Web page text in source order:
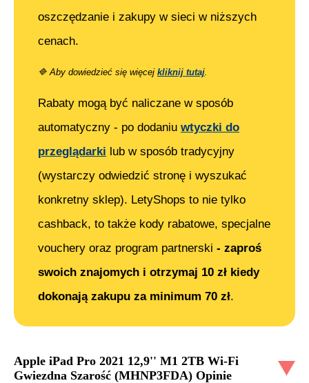
oszczędzanie i zakupy w sieci w niższych
cenach.
🔷 Aby dowiedzieć się więcej kliknij tutaj
Rabaty mogą być naliczane w sposób
automatyczny - po dodaniu wtyczki do
przeglądarki lub w sposób tradycyjny
(wystarczy odwiedzić stronę i wyszukać
konkretny sklep). LetyShops to nie tylko
cashback, to także kody rabatowe, specjalne
vouchery oraz program partnerski - zaproś
swoich znajomych i otrzymaj 10 zł kiedy
dokonają zakupu za minimum 70 zł.
Apple iPad Pro 2021 12,9'' M1 2TB Wi-Fi
Gwiezdna Szarość (MHNP3FDA) Opinie